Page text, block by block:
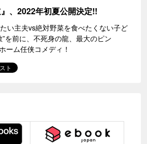
、2022年初夏公開決定!!
い主夫vs絶対野菜を食べたくない子ど
”を前に、不死身の龍、最大のピン
ム任侠コメディ！